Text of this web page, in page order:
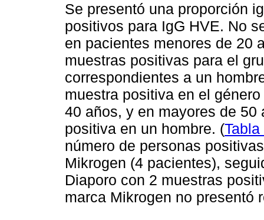
Se presentó una proporción
positivos para IgG HVE. No
en pacientes menores de 20
muestras positivas para el
correspondientes a un
muestra positiva en el
40 años, y en mayores de
positiva en un hombre. (Tabla
número de personas
Mikrogen (4 pacientes),
Diaporo con 2 muestras
marca Mikrogen no presentó